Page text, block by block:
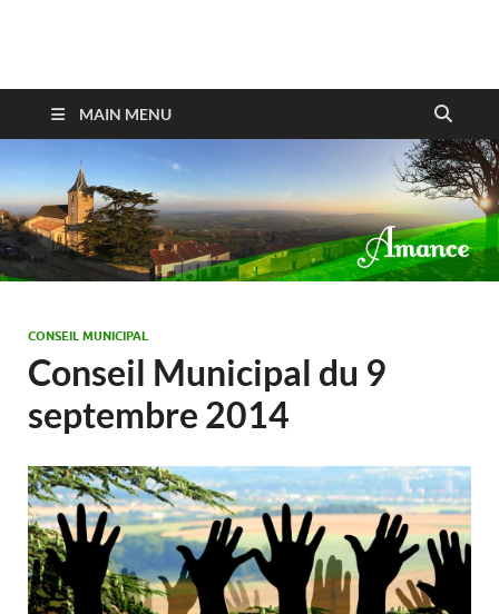
Amance
MAIN MENU
CONSEIL MUNICIPAL
Conseil Municipal du 9
septembre 2014